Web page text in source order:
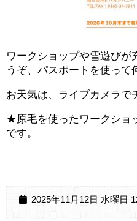
ワークショップや雪遊び
うぞ、パスポートを使っ
お天気は、ライブカメラで
★原毛を使ったワークショ
です。
2025年11月12日 水曜日